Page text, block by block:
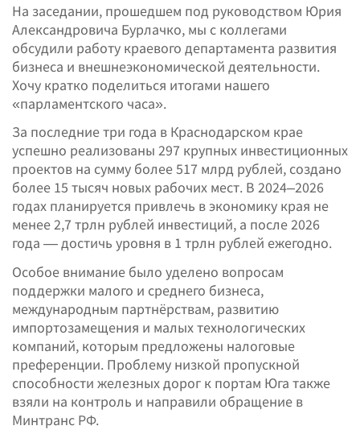
На заседании, прошедшем под руководством Юрия
Александровича Бурлачко, мы с коллегами
обсудили работу краевого департамента развития
бизнеса и внешнеэкономической деятельности.
Хочу кратко поделиться итогами нашего
«парламентского часа».
За последние три года в Краснодарском крае
успешно реализованы 297 крупных инвестиционных
проектов на сумму более 517 млрд рублей, создано
более 15 тысяч новых рабочих мест. В 2024–2026
годах планируется привлечь в экономику края не
менее 2,7 трлн рублей инвестиций, а после 2026
года — достичь уровня в 1 трлн рублей ежегодно.
Особое внимание было уделено вопросам
поддержки малого и среднего бизнеса,
международным партнёрствам, развитию
импортозамещения и малых технологических
компаний, которым предложены налоговые
преференции. Проблему низкой пропускной
способности железных дорог к портам Юга также
взяли на контроль и направили обращение в
Минтранс РФ.